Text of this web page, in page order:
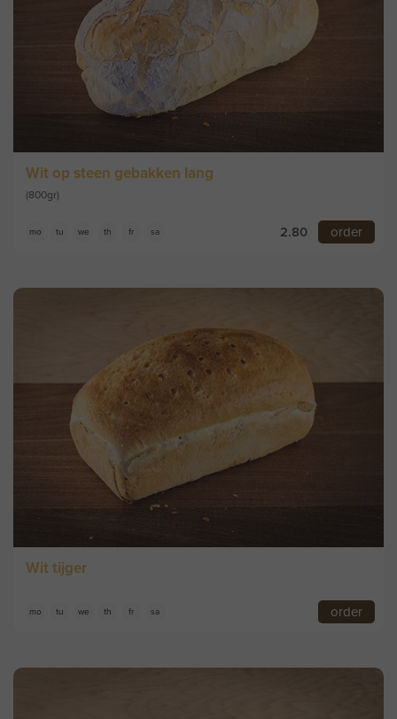
Wit op steen gebakken lang
(800gr)
mo tu we th fr sa 2.80 order
Wit tijger
mo tu we th fr sa order